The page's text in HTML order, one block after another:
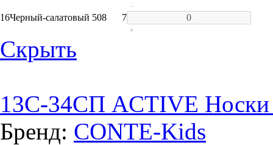
16Черный-салатовый 508 7
-
+
Скрыть
13C-34СП ACTIVE Носки
Бренд: CONTE-Kids